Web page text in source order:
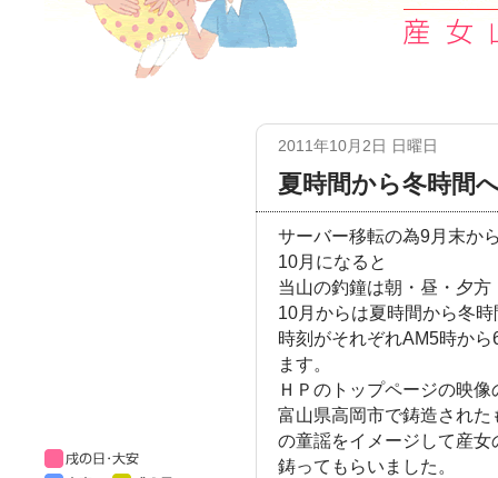
2011年10月2日 日曜日
夏時間から冬時間
サーバー移転の為9月末か
10月になると
当山の釣鐘は朝・昼・夕
10月からは夏時間から冬
時刻がそれぞれAM5時か
ます。
ＨＰのトップページの映
富山県高岡市で鋳造され
の童謡をイメージして産
鋳ってもらいました。